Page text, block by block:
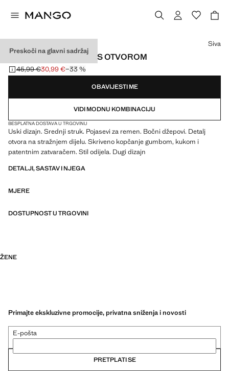
Preskoči na glavni sadržaj
DUGA USKA SUKNJA S OTVOROM
Početna cijena prekrižena [45,99 € ]
45,99 €
Trenutačna cijena [30,99 € ]
30,99 €−33 %
Odaberite boju
Siva
OBAVIJESTI ME
VIDI MODNU KOMBINACIJU
BESPLATNA DOSTAVA U TRGOVINU
Uski dizajn. Srednji struk. Pojasevi za remen. Bočni džepovi. Detalj
otvora na stražnjem dijelu. Skriveno kopčanje gumbom, kukom i
patentnim zatvaračem. Stil odijela. Dugi dizajn
DETALJI, SASTAV I NJEGA
MJERE
DOSTUPNOST U TRGOVINI
ŽENE
Primajte ekskluzivne promocije, privatna sniženja i novosti
E-pošta
PRETPLATI SE